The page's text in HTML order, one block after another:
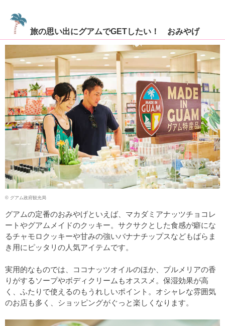
旅の思い出にグアムでGETしたい！ おみやげ
© グアム政府観光局
グアムの定番のおみやげといえば、マカダミアナッツチョコレ
ートやグアムメイドのクッキー。サクサクとした食感が癖にな
るチャモロクッキーや甘みの強いバナナチップスなどもばらま
き用にピッタリの人気アイテムです。
実用的なものでは、ココナッツオイルのほか、プルメリアの香
りがするソープやボディクリームもオススメ。保湿効果が高
く、ふたりで使えるのもうれしいポイント。オシャレな雰囲気
のお店も多く、ショッピングがぐっと楽しくなります。